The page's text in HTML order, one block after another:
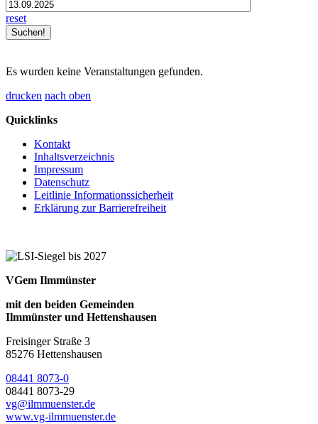
reset
Es wurden keine Veranstaltungen gefunden.
drucken nach oben
Quicklinks
Kontakt
Inhaltsverzeichnis
Impressum
Datenschutz
Leitlinie Informationssicherheit
Erklärung zur Barrierefreiheit
VGem Ilmmünster
mit den beiden Gemeinden
Ilmmünster und Hettenshausen
Freisinger Straße 3
85276 Hettenshausen
08441 8073-0
08441 8073-29
vg@ilmmuenster.de
www.vg-ilmmuenster.de